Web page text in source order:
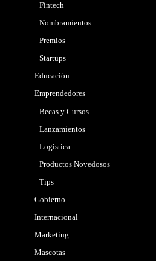
Fintech
Nombramientos
Premios
Startups
Educación
Emprendedores
Becas y Cursos
Lanzamientos
Logistica
Productos Novedosos
Tips
Gobierno
Internacional
Marketing
Mascotas